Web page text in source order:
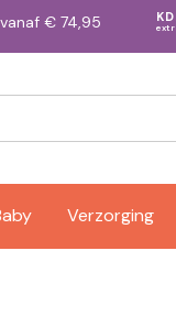
vanaf € 74,95
Verzorging